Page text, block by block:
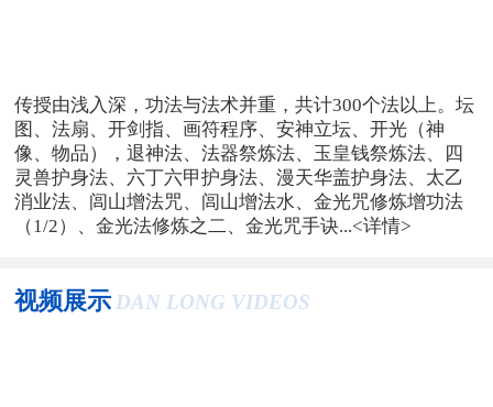
传授由浅入深，功法与法术并重，共计300个法以上。坛
图、法扇、开剑指、画符程序、安神立坛、开光（神
像、物品），退神法、法器祭炼法、玉皇钱祭炼法、四
灵兽护身法、六丁六甲护身法、漫天华盖护身法、太乙
消业法、闾山增法咒、闾山增法水、金光咒修炼增功法
（1/2）、金光法修炼之二、金光咒手诀...<详情>
视频展示 DAN LONG VIDEOS